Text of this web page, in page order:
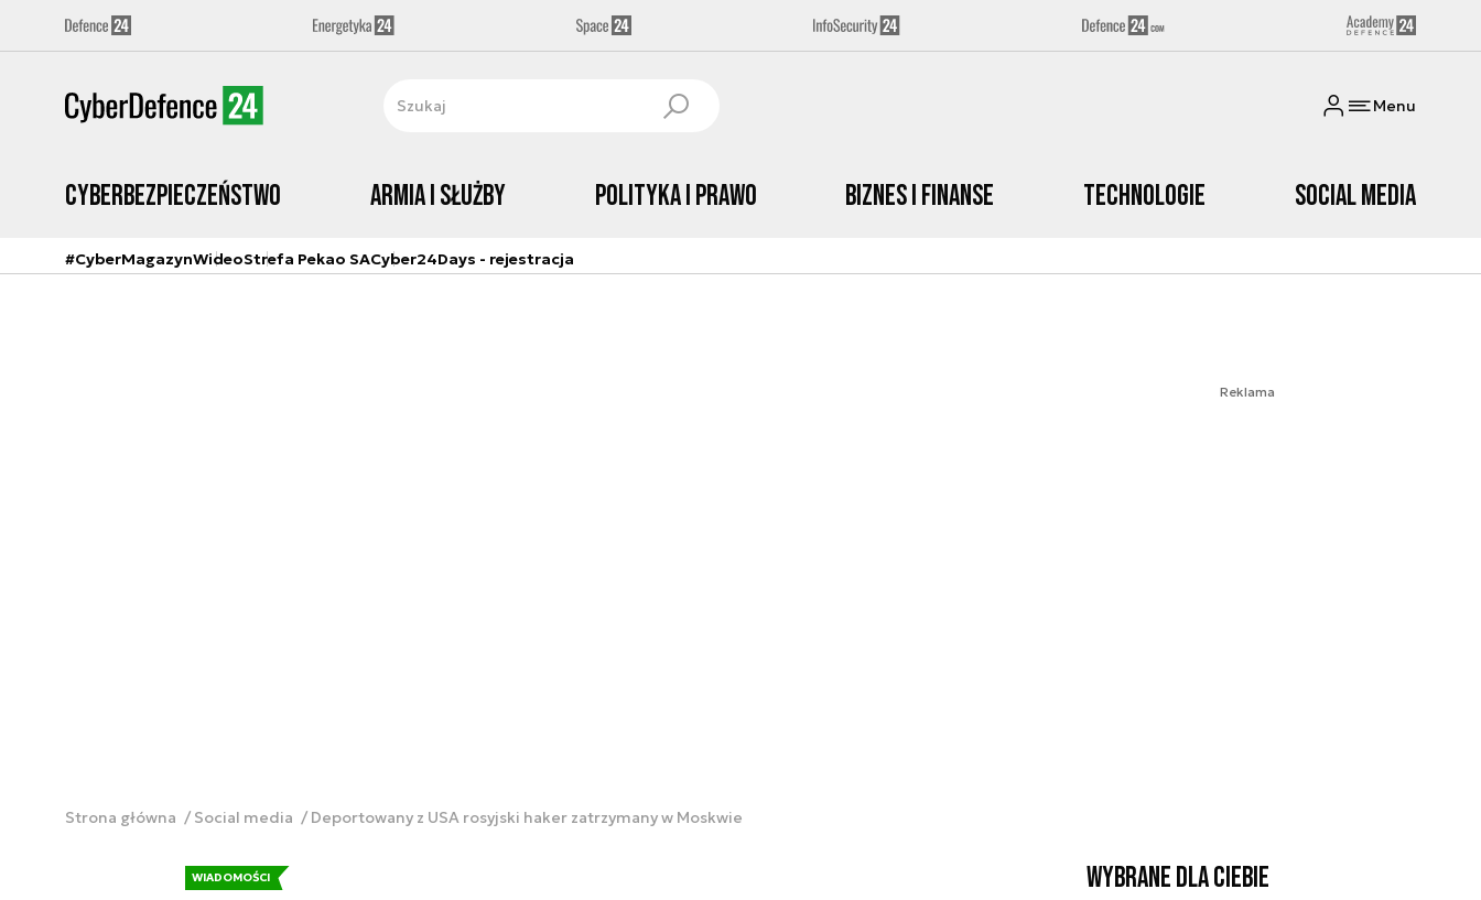
Menu
Cyberbezpieczeństwo Armia i Służby Polityka i prawo Biznes i Finanse Technologie Social media
#CyberMagazynWideoStrefa Pekao SACyber24Days - rejestracja
Reklama
Strona główna Social media Deportowany z USA rosyjski haker zatrzymany w Moskwie
WIADOMOŚCI Wybrane dla Ciebie